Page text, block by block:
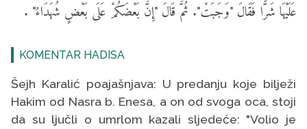
عَلَيْهَا شَرًّا فَقَالَ "وَجَبَتْ". ثُمَّ قَالَ "إِنَّ بَعْضَكُمْ عَلَى بَعْضٍ شُهَدَاءُ" .
KOMENTAR HADISA
Šejh Karalić poajašnjava: U predanju koje bilježi
Hakim od Nasra b. Enesa, a on od svoga oca, stoji
da su ljučli o umrlom kazali sljedeće: "Volio je